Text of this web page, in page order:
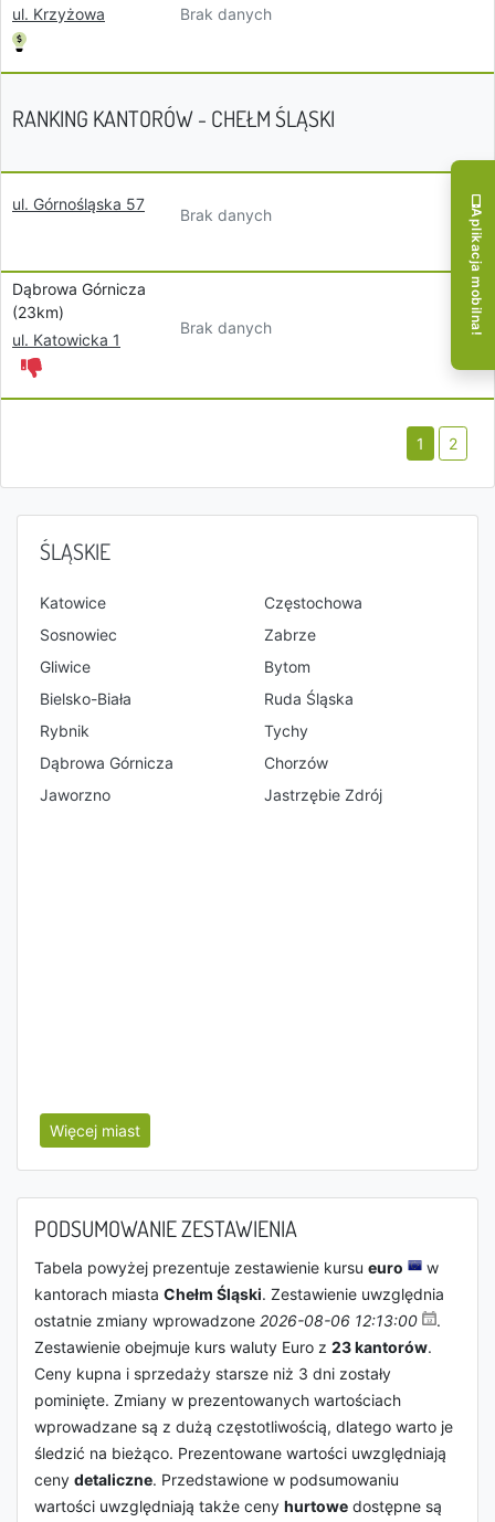
ul. Krzyżowa Brak danych
RANKING KANTORÓW - CHEŁM ŚLĄSKI
ul. Górnośląska 57
Brak danych
Dąbrowa Górnicza
(23km)
ul. Katowicka 1
Brak danych
1 2
ŚLĄSKIE
Katowice
Częstochowa
Sosnowiec
Zabrze
Gliwice
Bytom
Bielsko-Biała
Ruda Śląska
Rybnik
Tychy
Dąbrowa Górnicza
Chorzów
Jaworzno
Jastrzębie Zdrój
Więcej miast
PODSUMOWANIE ZESTAWIENIA
Tabela powyżej prezentuje zestawienie kursu euro
w
kantorach miasta Chełm Śląski. Zestawienie uwzględnia
ostatnie zmiany wprowadzone 2026-08-06 12:13:00
.
Zestawienie obejmuje kurs waluty Euro z 23 kantorów.
Ceny kupna i sprzedaży starsze niż 3 dni zostały
pominięte. Zmiany w prezentowanych wartościach
wprowadzane są z dużą częstotliwością, dlatego warto je
śledzić na bieżąco. Prezentowane wartości uwzględniają
ceny detaliczne. Przedstawione w podsumowaniu
wartości uwzględniają także ceny hurtowe dostępne są
Aplikacja mobilna!